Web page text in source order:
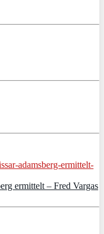
ermittelt – Fred Vargas